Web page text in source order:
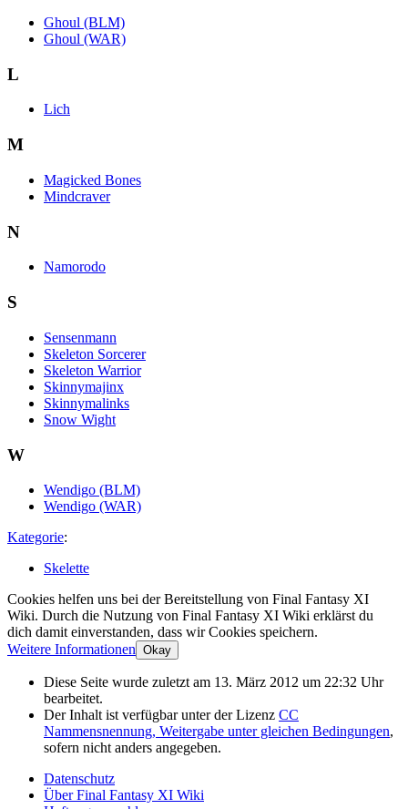
Ghoul (BLM)
Ghoul (WAR)
L
Lich
M
Magicked Bones
Mindcraver
N
Namorodo
S
Sensenmann
Skeleton Sorcerer
Skeleton Warrior
Skinnymajinx
Skinnymalinks
Snow Wight
W
Wendigo (BLM)
Wendigo (WAR)
Kategorie:
Skelette
Cookies helfen uns bei der Bereitstellung von Final Fantasy XI
Wiki. Durch die Nutzung von Final Fantasy XI Wiki erklärst du
dich damit einverstanden, dass wir Cookies speichern.
Weitere Informationen Okay
Diese Seite wurde zuletzt am 13. März 2012 um 22:32 Uhr
bearbeitet.
Der Inhalt ist verfügbar unter der Lizenz CC
Nammensnennung, Weitergabe unter gleichen Bedingungen,
sofern nicht anders angegeben.
Datenschutz
Über Final Fantasy XI Wiki